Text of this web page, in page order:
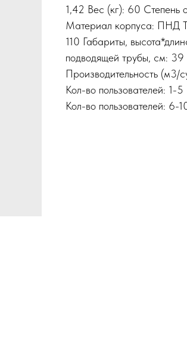
1,42 Вес (кг): 60 Степень
Материал корпуса: ПНД
110 Габариты,
подводящей трубы, см: 39
Производительность (м3/
Кол-во пользователей: 1-5
Кол-во пользователей: 6-